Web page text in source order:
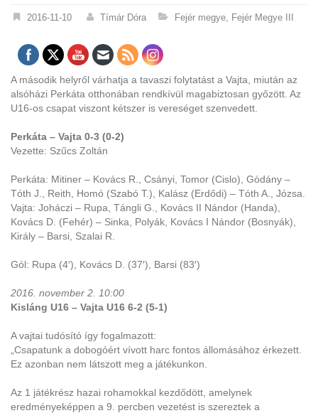
2016-11-10 Tímár Dóra Fejér megye, Fejér Megye III
A második helyről várhatja a tavaszi folytatást a Vajta, miután az
alsóházi Perkáta otthonában rendkívül magabiztosan győzött. Az
U16-os csapat viszont kétszer is vereséget szenvedett.
Perkáta – Vajta 0-3 (0-2)
Vezette: Szűcs Zoltán
Perkáta: Mitiner – Kovács R., Csányi, Tomor (Cislo), Gódány –
Tóth J., Reith, Homó (Szabó T.), Kalász (Erdődi) – Tóth A., Józsa.
Vajta: Joháczi – Rupa, Tángli G., Kovács II Nándor (Handa),
Kovács D. (Fehér) – Sinka, Polyák, Kovács I Nándor (Bosnyák),
Király – Barsi, Szalai R.
Gól: Rupa (4′), Kovács D. (37′), Barsi (83′)
2016. november 2. 10:00
Kisláng U16 – Vajta U16 6-2 (5-1)
A vajtai tudósító így fogalmazott:
„Csapatunk a dobogóért vívott harc fontos állomásához érkezett.
Ez azonban nem látszott meg a játékunkon.
Az 1 játékrész hazai rohamokkal kezdődött, amelynek
eredményeképpen a 9. percben vezetést is szereztek a